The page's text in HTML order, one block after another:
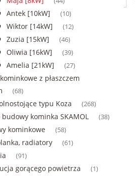
Antek [10kW] (10)
Wiktor [14kW] (12)
Zuzia [15kW] (46)
Oliwia [16kW] (39)
Amelia [21kW] (27)
z płaszczem
(68)
typu Koza (268)
budowy kominka SKAMOL (38)
kominkowe (58)
radiatory (61)
(91)
gorącego powietrza (1)